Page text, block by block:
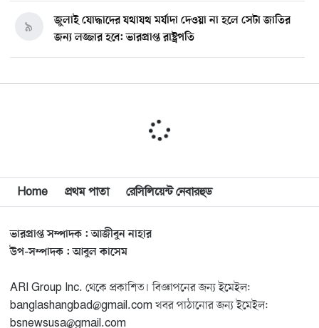
জুলাই যোদ্ধাদের যথাযথ মর্যাদা দেওয়া না হলে সেটা জাতির
জন্য লজ্জার হবে: ভারপ্রাপ্ত রাষ্ট্রপতি
৯
১০
মিশিগানে দক্ষিণ সুরমা ওয়েলফেয়ার অ্যাসোসিয়েশনের
বিশ্বজুড়ে কূটনৈতিক পুনর্বিন্যাস, ৫ অঞ্চলে মিশন বন্ধ করছে
যুক্তরাষ্ট্র
১২
মিশিগানে ফ্রেন্ডস এন্ড ফ্যামিলির বনভোজনে প্রাণের উচ্ছ্বাস
১৩
মিশিগানে ডেমোক্র্যাটদের প্রাইমারিতে আল-সাইয়েদকে হারাতে
কেন এত মরিয়া ইসারায়েলি লবি এআইপ্যাক
১৪
Home প্রথম পাতা রেসিলিয়েন্ট নেবারহুড
ভারপ্রাপ্ত সম্পাদক : আজীবুন নাহার
উপ-সম্পাদক : আবুল কাসেম
ARI Group Inc. থেকে প্রকাশিত। বিজ্ঞাপনের জন্য ইমেইল:
banglashangbad@gmail.com খবর পাঠানোর জন্য ইমেইল:
bsnewsusa@gmail.com